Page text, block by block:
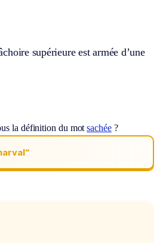
supérieure est armée d’une
la définition du motsachée?